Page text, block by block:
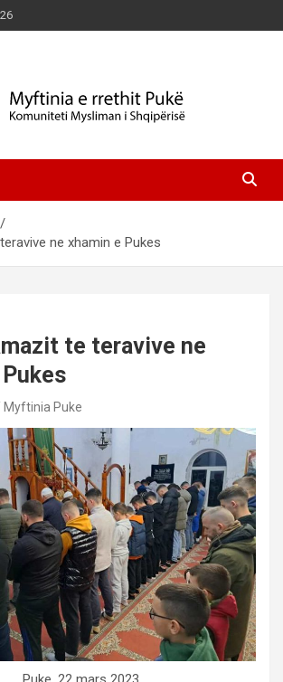
| Faqja Zyrtare
ne xhamin e Pukes
te teravive ne
Myftinia Puke